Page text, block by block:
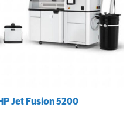
Jet Fusion 5200